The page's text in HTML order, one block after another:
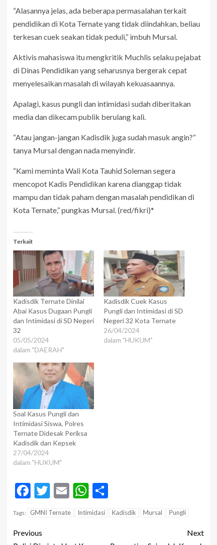
“Alasannya jelas, ada beberapa permasalahan terkait
pendidikan di Kota Ternate yang tidak diindahkan, beliau
terkesan cuek seakan tidak peduli,” imbuh Mursal.
Aktivis mahasiswa itu mengkritik Muchlis selaku pejabat
di Dinas Pendidikan yang seharusnya bergerak cepat
menyelesaikan masalah di wilayah kekuasaannya.
Apalagi, kasus pungli dan intimidasi sudah diberitakan
media dan dikecam publik berulang kali.
“Atau jangan-jangan Kadisdik juga sudah masuk angin?”
tanya Mursal dengan nada menyindir.
“Kami meminta Wali Kota Tauhid Soleman segera
mencopot Kadis Pendidikan karena dianggap tidak
mampu dan tidak paham dengan masalah pendidikan di
Kota Ternate,” pungkas Mursal. (red/fikri)*
Terkait
Kadisdik Ternate Dinilai
Abai Kasus Dugaan Pungli
dan Intimidasi di SD Negeri
32
05/05/2024
dalam "DAERAH"
Kadisdik Cuek Kasus
Pungli dan Intimidasi di SD
Negeri 32 Kota Ternate
26/04/2024
dalam "HUKUM"
Soal Kasus Pungli dan
Intimidasi Siswa, Polres
Ternate Didesak Periksa
Kadisdik dan Kepsek
27/04/2024
dalam "HUKUM"
Facebook
Twitter
EmailWhatsApp
Tags: GMNI Ternate Intimidasi Kadisdik Mursal Pungli
Previous
Next